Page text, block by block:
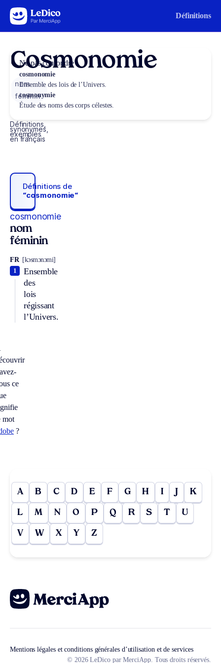
Aller au contenu Définitions
Cosmonomie
nom
féminin
Définitions,
synonymes,
exemples
en français
Définitions de
“cosmonomie“
cosmonomie
nom
féminin
FR [kɔsmɔnɔmi]
Ensemble
des
lois
régissant
l’Univers.
1
ce
mot
?
Ne pas confondre
cosmonomie
Ensemble des lois de l’Univers.
cosmonymie
Étude des noms des corps célestes.
A B C D E F G H I J K
L M N O P Q R S T U
V W X Y Z
Mentions légales et conditions générales d’utilisation et de services
© 2026 LeDico par MerciApp. Tous droits réservés.